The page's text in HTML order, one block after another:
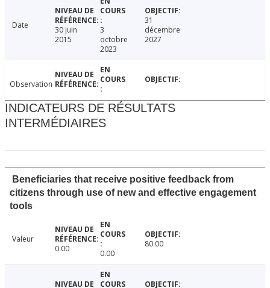
Date
30 juin
2015
3
octobre
2023
31
décembre
2027
Observation
INDICATEURS DE RÉSULTATS
INTERMÉDIAIRES
Beneficiaries that receive positive feedback from
citizens through use of new and effective engagement
tools
Valeur
0.00
0.00
80.00